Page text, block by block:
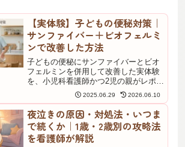
【実体験】子どもの便秘対策｜
サンファイバー＋ビオフェルミ
ンで改善した方法
子どもの便秘にサンファイバーとビオ
フェルミンを併用して改善した実体験
を、小児科看護師かつ2児の親がレポー
ト。3日目から便が柔らかくなった経
過、整腸剤の菌種の違い、水分摂取の
重要性、1歳以上の使用に関するQ&A
も掲載。
2025.06.29 2026.06.10
夜泣きの原因・対処法・いつま
で続くか｜1歳・2歳別の攻略法
を看護師が解説